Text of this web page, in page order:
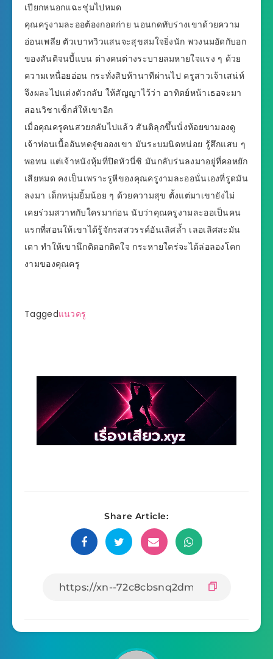
เปียกหนอกแฉะชุ่มไปหมด
คุณครูงามละออต้องกอดก่าย นอนกดทับร่างเขาด้วยความ
อ่อนเพลีย ตัวเบาหวิวแสนจะสุขสมใจยิ่งนัก พวงนมอัดกับอก
ของสันติจนบี้แบน ต่างคนต่างระบายลมหายใจแรง ๆ ด้วย
ความเหนื่อยอ่อน กระทั่งสิบห้านาทีผ่านไป ครูสาวเจ้าเสน่ห์
จึงผละไปแต่งตัวกลับ ให้สัญญาไว้ว่า อาทิตย์หน้าเธอจะมา
สอนวิชาเซ็กส์ให้เขาอีก
เมื่อคุณครูคนสวยกลับไปแล้ว สันติลุกขึ้นนั่งห้อยขามองดู
เจ้าท่อนเนื้ออันหดจู๋ขอองเขา มันระบมนิดหน่อย รู้สึกแสบ ๆ
พอทน แต่เจ้าหนังหุ้มที่ปิดหัวนี่ซิ มันกลับร่นลงมาอยู่ที่คอหยัก
เสียหมด คงเป็นเพราะรูหีของคุณครูงามละออนั่นเองที่รูดมัน
ลงมา เด็กหนุ่มยิ้มน้อย ๆ ด้วยความสุข ตั้งแต่มาเขายังไม่
เคยร่วมสวาทกับใครมาก่อน นับว่าคุณครูงามละออเป็นคน
แรกที่สอนให้เขาได้รู้จักรสสวรรค์อันเลิศล้ำ เลอเลิศสะมัน
เตา ทำให้เขานึกติดอกติดใจ กระหายใคร่จะได้ล่อลองโคก
งามของคุณครู
Taggedแนวครู
Share Article: